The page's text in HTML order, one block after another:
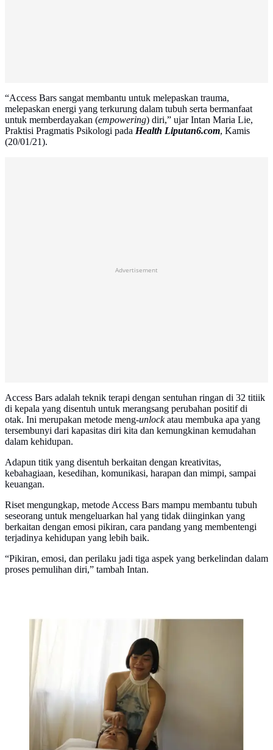
“Access Bars sangat membantu untuk melepaskan trauma,
melepaskan energi yang terkurung dalam tubuh serta bermanfaat
untuk memberdayakan (empowering) diri,” ujar Intan Maria Lie,
Praktisi Pragmatis Psikologi pada Health Liputan6.com, Kamis
(20/01/21).
Advertisement
Access Bars adalah teknik terapi dengan sentuhan ringan di 32 titiik
di kepala yang disentuh untuk merangsang perubahan positif di
otak. Ini merupakan metode meng-unlockatau membuka apa yang
tersembunyi dari kapasitas diri kita dan kemungkinan kemudahan
dalam kehidupan.
Adapun titik yang disentuh berkaitan dengan kreativitas,
kebahagiaan, kesedihan, komunikasi, harapan dan mimpi, sampai
keuangan.
Riset mengungkap, metode Access Bars mampu membantu tubuh
seseorang untuk mengeluarkan hal yang tidak diinginkan yang
berkaitan dengan emosi pikiran, cara pandang yang membentengi
terjadinya kehidupan yang lebih baik.
“Pikiran, emosi, dan perilaku jadi tiga aspek yang berkelindan dalam
proses pemulihan diri,” tambah Intan.